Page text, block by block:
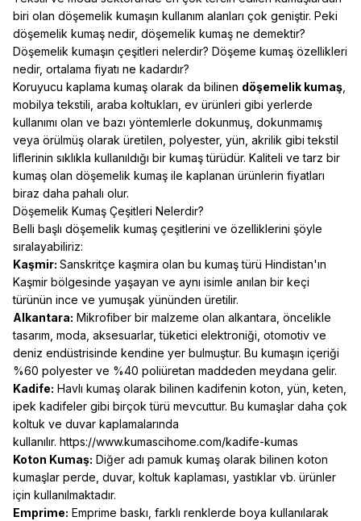
biri olan döşemelik kumaşın kullanım alanları çok geniştir. Peki
döşemelik kumaş nedir, döşemelik kumaş ne demektir?
Döşemelik kumaşın çeşitleri nelerdir? Döşeme kumaş özellikleri
nedir, ortalama fiyatı ne kadardır?
Koruyucu kaplama kumaş olarak da bilinen döşemelik kumaş
mobilya tekstili, araba koltukları, ev ürünleri gibi yerlerde
kullanımı olan ve bazı yöntemlerle dokunmuş, dokunmamış
veya örülmüş olarak üretilen, polyester, yün, akrilik gibi tekstil
liflerinin sıklıkla kullanıldığı bir kumaş türüdür. Kaliteli ve tarz bir
kumaş olan döşemelik kumaş ile kaplanan ürünlerin fiyatları
biraz daha pahalı olur.
Döşemelik Kumaş Çeşitleri Nelerdir?
Belli başlı döşemelik kumaş çeşitlerini ve özelliklerini şöyle
sıralayabiliriz:
Kaşmir: Sanskritçe kaşmira olan bu kumaş türü Hindistan'ın
Kaşmir bölgesinde yaşayan ve aynı isimle anılan bir keçi
türünün ince ve yumuşak yününden üretilir.
Alkantara: Mikrofiber bir malzeme olan alkantara, öncelikle
tasarım, moda, aksesuarlar, tüketici elektroniği, otomotiv ve
deniz endüstrisinde kendine yer bulmuştur. Bu kumaşın içeriği
%60 polyester ve %40 poliüretan maddeden meydana gelir.
Kadife: Havlı kumaş olarak bilinen kadifenin koton, yün, keten,
ipek kadifeler gibi birçok türü mevcuttur. Bu kumaşlar daha çok
koltuk ve duvar kaplamalarında
kullanılır. https://www.kumascihome.com/kadife-kumas
Koton Kumaş: Diğer adı pamuk kumaş olarak bilinen koton
kumaşlar perde, duvar, koltuk kaplaması, yastıklar vb. ürünler
için kullanılmaktadır.
Emprime: Emprime baskı, farklı renklerde boya kullanılarak